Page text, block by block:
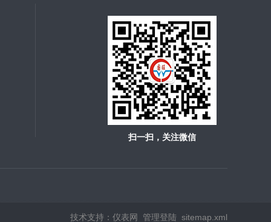
扫一扫，关注微信
技术支持： 仪表网 管理登陆 sitemap.xml